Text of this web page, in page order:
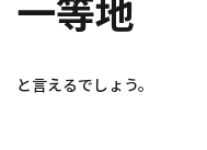
一等地
と言えるでしょう。